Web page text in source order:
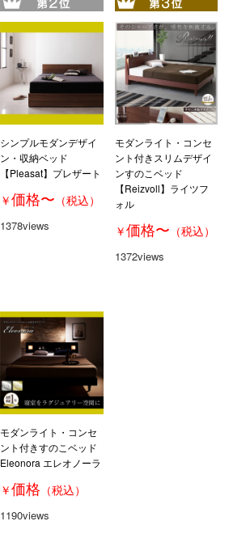
シンプルモダンデザイ
ン・収納ベッド
【Pleasat】プレザート
￥価格〜 （税込）
1378views
モダンライト・コンセ
ント付きスリムデザイ
ンすのこベッド
【Reizvoll】ライツフ
ォル
￥価格〜 （税込）
1372views
モダンライト・コンセ
ント付きすのこベッド
Eleonora エレオノーラ
￥価格 （税込）
1190views